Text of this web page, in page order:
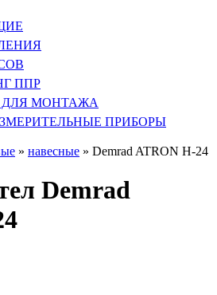
ППР
МОНТАЖА
ПРИБОРЫ
» навесные » Demrad ATRON H-24
Demrad